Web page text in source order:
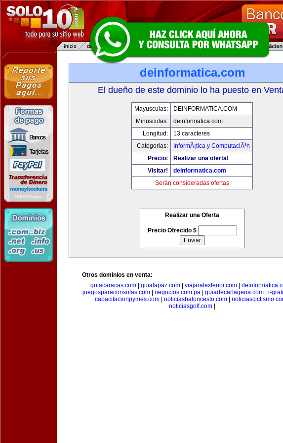
deinformatica.com
El dueño de este dominio lo ha puesto en
Mayusculas:
DEINFORMATICA.COM
Minusculas:
deinformatica.com
Longitud:
13 caracteres
Categorias:
InformÃ¡tica y ComputaciÃ³n
Precio:
Realizar una oferta!
Visitar!
deinformatica.com
Serán consideradas ofertas
Realizar una Oferta
Precio Ofrecido $
Otros dominios en venta:
guiacaracas.com
guialapaz.com viajaralexterior.com
juegosparaconsolas.com| negocios.com.pa| guiadecartagena.com| i-
capacitacionpymes.com| noticiasbaloncesto.com|
noticiasgolf.com